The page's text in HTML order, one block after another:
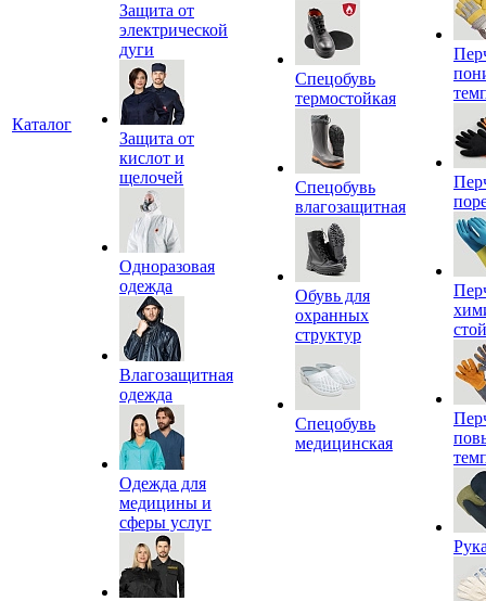
Каталог
Защита от
электрической
дуги
Защита от
кислот и
щелочей
Одноразовая
одежда
Влагозащитная
одежда
Одежда для
медицины и
сферы услуг
Спецобувь
термостойкая
Спецобувь
влагозащитная
Обувь для
охранных
структур
Спецобувь
медицинская